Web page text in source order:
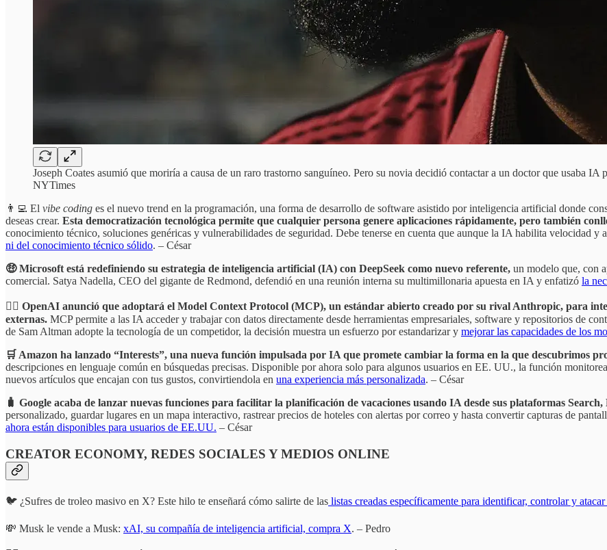
Joseph Coates asumió que moriría a causa de un raro trastorno sanguíneo. Pero su novia decidió contactar a un doctor que usaba IA
NYTimes
👨‍💻 El vibe coding es el nuevo trend en la programación, una forma de desarrollo de software asistido por inteligencia artificial donde
deseas crear. Esta democratización tecnológica permite que cualquier persona genere aplicaciones rápidamente, pero también
conocimiento técnico, soluciones genéricas y vulnerabilidades de seguridad. Debe tenerse en cuenta que aunque la IA habilita velocidad y
ni del conocimiento técnico sólido. – César
🤑 Microsoft está redefiniendo su estrategia de inteligencia artificial (IA) con DeepSeek como nuevo referente, un modelo que, con
comercial. Satya Nadella, CEO del gigante de Redmond, defendió en una reunión interna su multimillonaria apuesta en IA y enfatizó la
👍🏽 OpenAI anunció que adoptará el Model Context Protocol (MCP), un estándar abierto creado por su rival Anthropic, para
externas. MCP permite a las IA acceder y trabajar con datos directamente desde herramientas empresariales, software y repositorios de
de Sam Altman adopte la tecnología de un competidor, la decisión muestra un esfuerzo por estandarizar y mejorar las capacidades de los
🛒 Amazon ha lanzado “Interests”, una nueva función impulsada por IA que promete cambiar la forma en la que descubrimos
descripciones en lenguaje común en búsquedas precisas. Disponible por ahora solo para algunos usuarios en EE. UU., la función
nuevos artículos que encajan con tus gustos, convirtiendola en una experiencia más personalizada. – César
🧳 Google acaba de lanzar nuevas funciones para facilitar la planificación de vacaciones usando IA desde sus plataformas
personalizado, guardar lugares en un mapa interactivo, rastrear precios de hoteles con alertas por correo y hasta convertir capturas de
ahora están disponibles para usuarios de EE.UU. – César
CREATOR ECONOMY, REDES SOCIALES Y MEDIOS ONLINE
🐦 ¿Sufres de troleo masivo en X? Este hilo te enseñará cómo salirte de las listas creadas específicamente para identificar, controlar y
💸 Musk le vende a Musk: xAI, su compañía de inteligencia artificial, compra X. – Pedro